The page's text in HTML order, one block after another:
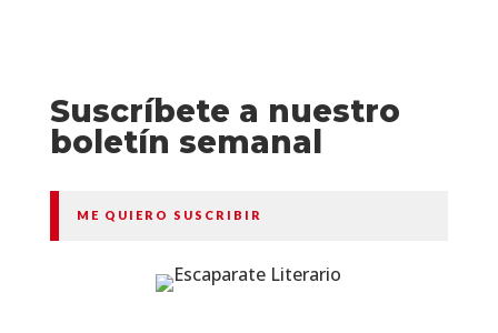
Suscríbete a nuestro
boletín semanal
ME QUIERO SUSCRIBIR